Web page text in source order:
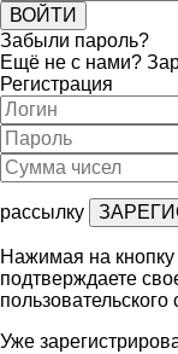
Забыли пароль?
Ещё не с нами?
Регистрация
рассылку
Нажимая на
подтверждаете
Уже